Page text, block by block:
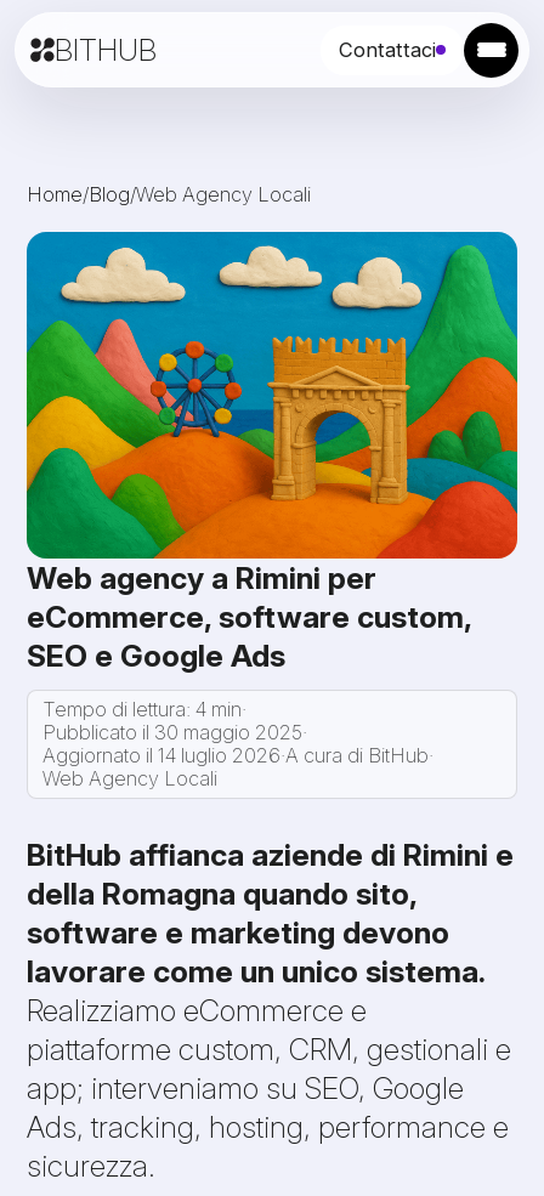
BITHUB Contattaci
Home/Blog/Web Agency Locali
Web agency a Rimini per
eCommerce, software custom,
SEO e Google Ads
Tempo di lettura: 4 min·
Pubblicato il 30 maggio 2025·
Aggiornato il 14 luglio 2026·A cura di BitHub·
Web Agency Locali
BitHub affianca aziende di Rimini e
della Romagna quando sito,
software e marketing devono
lavorare come un unico sistema.
Realizziamo eCommerce e
piattaforme custom, CRM, gestionali e
app; interveniamo su SEO, Google
Ads, tracking, hosting, performance e
sicurezza.